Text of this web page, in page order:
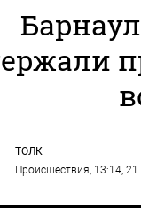
ТОЛК
Происшествия, 13:14,